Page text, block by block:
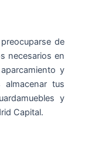
de
necesarios en
y
tus
y
Capital.